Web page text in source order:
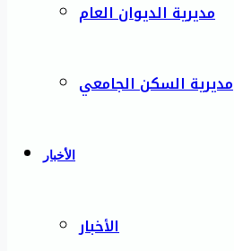
مديرية الديوان العام
مديرية السكن الجامعي
الأخبار
الأخبار